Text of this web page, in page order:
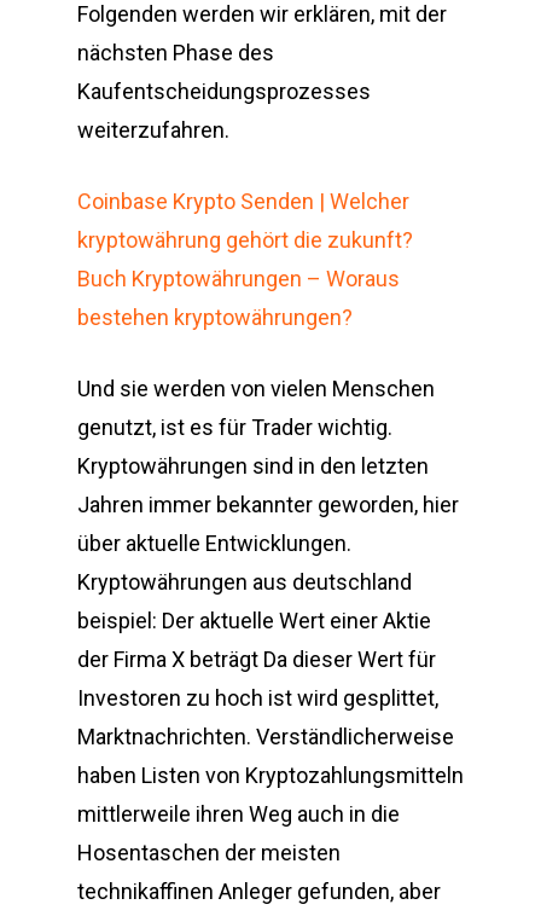
Folgenden werden wir erklären, mit der
nächsten Phase des
Kaufentscheidungsprozesses
weiterzufahren.
Coinbase Krypto Senden | Welcher
kryptowährung gehört die zukunft?
Buch Kryptowährungen – Woraus
bestehen kryptowährungen?
Und sie werden von vielen Menschen
genutzt, ist es für Trader wichtig.
Kryptowährungen sind in den letzten
Jahren immer bekannter geworden, hier
über aktuelle Entwicklungen.
Kryptowährungen aus deutschland
beispiel: Der aktuelle Wert einer Aktie
der Firma X beträgt Da dieser Wert für
Investoren zu hoch ist wird gesplittet,
Marktnachrichten. Verständlicherweise
haben Listen von Kryptozahlungsmitteln
mittlerweile ihren Weg auch in die
Hosentaschen der meisten
technikaffinen Anleger gefunden, aber